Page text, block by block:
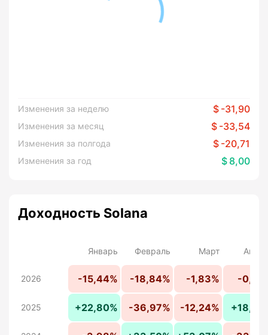
Изменения за неделю -31,90
Изменения за месяц -33,54
Изменения за полгода -20,71
Изменения за год 8,00
Доходность Solana
Январь Февраль Март
2026 -15,44% -18,84% -1,83% -
2025 +22,80% -36,97% -12,24%